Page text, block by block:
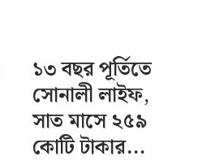
১৩ বছর পূর্তিতে
সোনালী লাইফ,
সাত মাসে ২৫৯
কোটি টাকার...